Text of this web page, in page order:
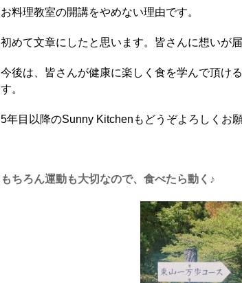
お料理教室の開講をやめない理由です。
初めて文章にしたと思います。皆さんに想いが
今後は、皆さんが健康に楽しく食を学んで頂け
す。
5年目以降のSunny Kitchenもどうぞよろしくお
もちろん運動も大切なので、食べたら動く♪